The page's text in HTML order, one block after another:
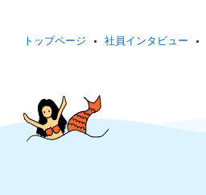
トップページ 社員インタビュー